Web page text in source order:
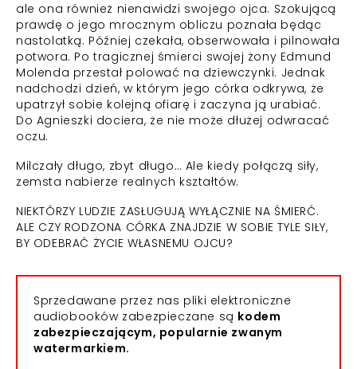
ale ona również nienawidzi swojego ojca. Szokującą
prawdę o jego mrocznym obliczu poznała będąc
nastolatką. Później czekała, obserwowała i pilnowała
potwora. Po tragicznej śmierci swojej żony Edmund
Molenda przestał polować na dziewczynki. Jednak
nadchodzi dzień, w którym jego córka odkrywa, że
upatrzył sobie kolejną ofiarę i zaczyna ją urabiać.
Do Agnieszki dociera, że nie może dłużej odwracać
oczu.
Milczały długo, zbyt długo… Ale kiedy połączą siły,
zemsta nabierze realnych kształtów.
NIEKTÓRZY LUDZIE ZASŁUGUJĄ WYŁĄCZNIE NA ŚMIERĆ.
ALE CZY RODZONA CÓRKA ZNAJDZIE W SOBIE TYLE SIŁY,
BY ODEBRAĆ ŻYCIE WŁASNEMU OJCU?
Sprzedawane przez nas pliki elektroniczne
audiobooków zabezpieczane są kodem
zabezpieczającym, popularnie zwanym
watermarkiem.